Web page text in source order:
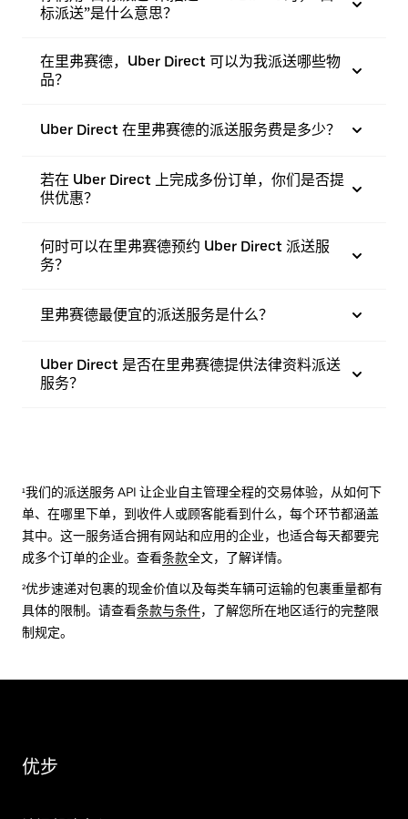
标派送”是什么意思？
在里弗赛德，Uber Direct 可以为我派送哪些物
品？
Uber Direct 在里弗赛德的派送服务费是多少？
若在 Uber Direct 上完成多份订单，你们是否提
供优惠？
何时可以在里弗赛德预约 Uber Direct 派送服
务？
里弗赛德最便宜的派送服务是什么？
Uber Direct 是否在里弗赛德提供法律资料派送
服务？
¹我们的派送服务 API 让企业自主管理全程的交易体验，从如何下
单、在哪里下单，到收件人或顾客能看到什么，每个环节都涵盖
其中。这一服务适合拥有网站和应用的企业，也适合每天都要完
成多个订单的企业。查看条款全文，了解详情。
²优步速递对包裹的现金价值以及每类车辆可运输的包裹重量都有
具体的限制。请查看条款与条件，了解您所在地区适行的完整限
制规定。
优步